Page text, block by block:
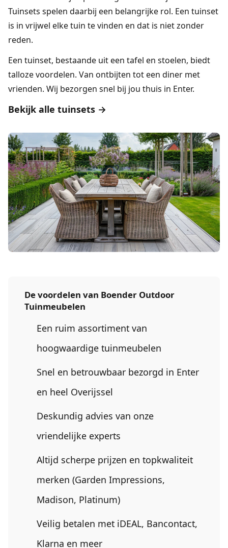
Tuinsets spelen daarbij een belangrijke rol. Een tuinset
is in vrijwel elke tuin te vinden en dat is niet zonder
reden.
Een tuinset, bestaande uit een tafel en stoelen, biedt
talloze voordelen. Van ontbijten tot een diner met
vrienden. Wij bezorgen snel bij jou thuis in Enter.
Bekijk alle tuinsets →
De voordelen van Boender Outdoor
Tuinmeubelen
Een ruim assortiment van
hoogwaardige tuinmeubelen
Snel en betrouwbaar bezorgd in Enter
en heel Overijssel
Deskundig advies van onze
vriendelijke experts
Altijd scherpe prijzen en topkwaliteit
merken (Garden Impressions,
Madison, Platinum)
Veilig betalen met iDEAL, Bancontact,
Klarna en meer